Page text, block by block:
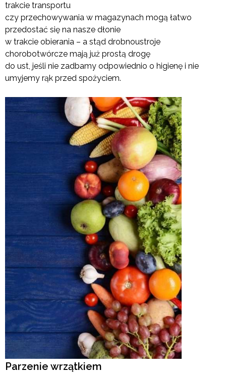
trakcie transportu
czy przechowywania w magazynach mogą łatwo
przedostać się na nasze dłonie
w trakcie obierania – a stąd drobnoustroje
chorobotwórcze mają już prostą drogę
do ust, jeśli nie zadbamy odpowiednio o higienę i nie
umyjemy rąk przed spożyciem.
Parzenie wrzątkiem